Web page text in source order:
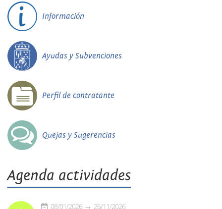
Información
Ayudas y Subvenciones
Perfil de contratante
Quejas y Sugerencias
Agenda actividades
08/01/2026 26/11/2026